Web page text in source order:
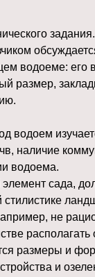
задания.
водоеме: его
размер,
водоем
наличие
водоема.
сада,
стилистике
не
размеры и
и